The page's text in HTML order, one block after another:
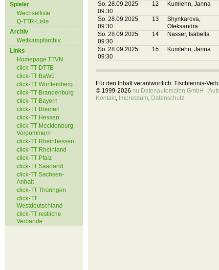
Spieler
Wechselliste
Q-TTR-Liste
Archiv
Wettkampfarchiv
Links
Homepage TTVN
click-TT DTTB
click-TT BaWü
click-TT Württemberg
click-TT Brandenburg
click-TT Bayern
click-TT Bremen
click-TT Hessen
click-TT Mecklenburg-
Vorpommern
click-TT Rheinhessen
click-TT Rheinland
click-TT Pfalz
click-TT Saarland
click-TT Sachsen-
Anhalt
click-TT Thüringen
click-TT
Westdeutschland
click-TT restliche
Verbände
So. 28.09.2025
09:30
12 Kumlehn, Janna
So. 28.09.2025
09:30
13
Shynkarova,
Oleksandra
So. 28.09.2025
09:30
14 Nasser, Isabella
So. 28.09.2025
09:30
15 Kumlehn, Janna
Für den Inhalt verantwortlich: Tischtennis-
© 1999-2026 nu Datenautomaten GmbH -
Kontakt, Impressum, Datenschutz